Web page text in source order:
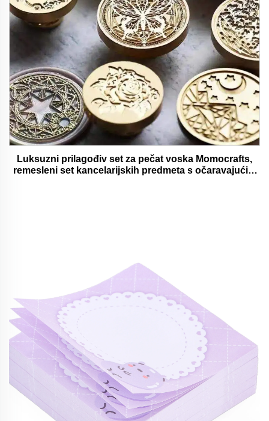
Luksuzni prilagođiv set za pečat voska Momocrafts,
remesleni set kancelarijskih predmeta s očaravajućim